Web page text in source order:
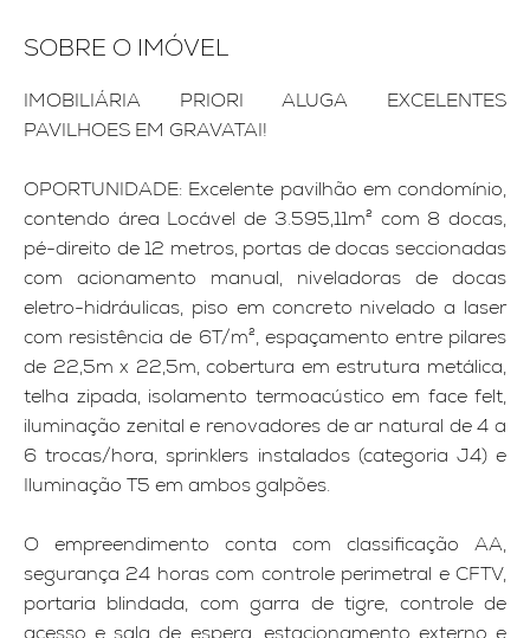
SOBRE O IMÓVEL
IMOBILIÁRIA PRIORI ALUGA EXCELENTES
PAVILHOES EM GRAVATAI!
OPORTUNIDADE: Excelente pavilhão em condomínio,
contendo área Locável de 3.595,11m² com 8 docas,
pé-direito de 12 metros, portas de docas seccionadas
com acionamento manual, niveladoras de docas
eletro-hidráulicas, piso em concreto nivelado a laser
com resistência de 6T/m², espaçamento entre pilares
de 22,5m x 22,5m, cobertura em estrutura metálica,
telha zipada, isolamento termoacústico em face felt,
iluminação zenital e renovadores de ar natural de 4 a
6 trocas/hora, sprinklers instalados (categoria J4) e
Iluminação T5 em ambos galpões.
O empreendimento conta com classificação AA,
segurança 24 horas com controle perimetral e CFTV,
portaria blindada, com garra de tigre, controle de
acesso e sala de espera, estacionamento externo e